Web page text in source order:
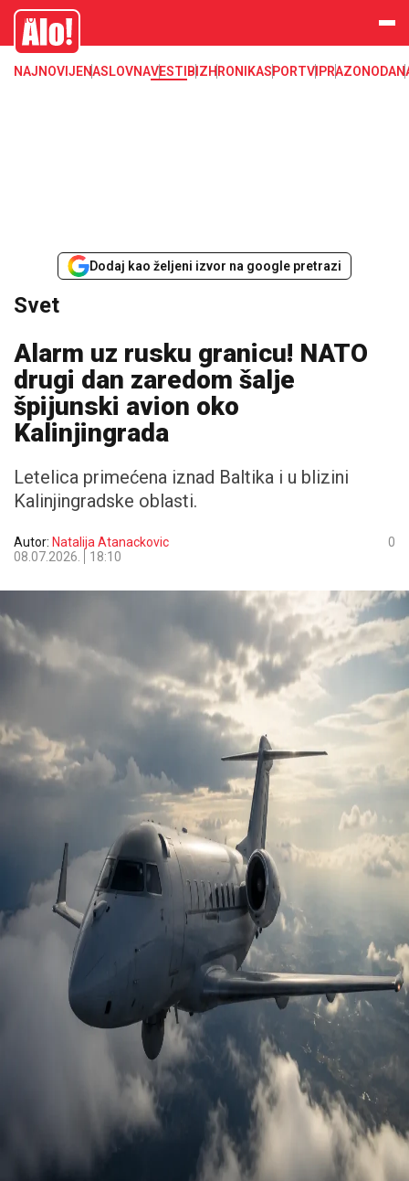
Svet, Ruske vesti, Planeta, Region
Alo
NAJNOVIJENASLOVNAVESTI BIZHRONIKASPORTVIPRAZONODA
Dodaj kao željeni izvor na google pretrazi
Svet
Alarm uz rusku granicu! NATO
drugi dan zaredom šalje
špijunski avion oko
Kalinjingrada
Letelica primećena iznad Baltika i u blizini
Kalinjingradske oblasti.
Autor: Natalija Atanackovic
08.07.2026.
18:10
0